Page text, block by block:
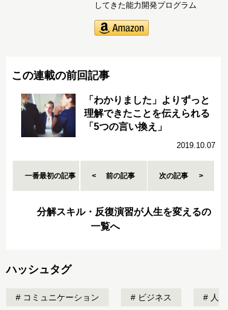
してきた能力開発プログラム
この連載の前回記事
「わかりました」よりずっと
理解できたことを伝えられる
「5つの言い換え」
2019.10.07
一番最初の記事 前の記事 次の記事
分解スキル・反復演習が人生を変えるの
一覧へ
ハッシュタグ
コミュニケーション ビジネス 人